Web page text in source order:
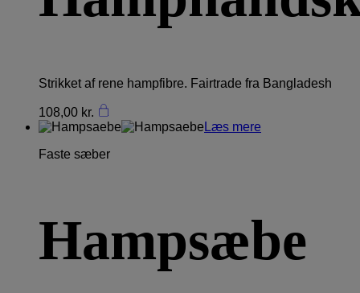
Strikket af rene hampfibre. Fairtrade fra Bangladesh
108,00 kr.
Læs mere
Faste sæber
Hampsæbe